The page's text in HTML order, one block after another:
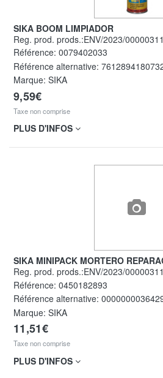
SIKA BOOM LIMPIADOR
Reg. prod. prods.:ENV/2023/
Référence: 0079402033
Référence alternative:
Marque: SIKA
9,59€
Taxe non comprise
PLUS D'INFOS
SIKA MINIPACK MORTERO
Reg. prod. prods.:ENV/2023/
Référence: 0450182893
Référence alternative:
Marque: SIKA
11,51€
Taxe non comprise
PLUS D'INFOS